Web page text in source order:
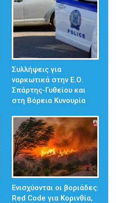
Συλλήψεις για
ναρκωτικά στην Ε.Ο.
Σπάρτης-Γυθείου και
στη Βόρεια Κυνουρία
Ενισχύονται οι βοριάδες:
Red Code για Κορινθία,